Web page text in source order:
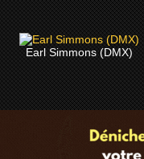
Earl Simmons (DMX)